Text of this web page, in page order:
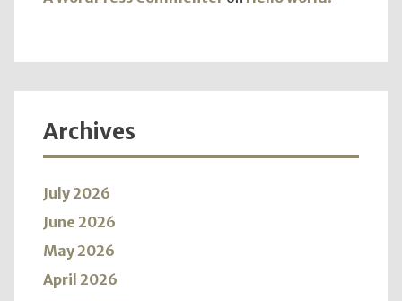
Archives
July 2026
June 2026
May 2026
April 2026